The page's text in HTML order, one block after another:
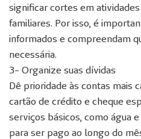
significar cortes em
familiares. Por isso, é
informados e compreendam
necessária.
3- Organize suas dívidas
Dê prioridade às contas mais
cartão de crédito e cheque
serviços básicos, como água
para ser pago ao longo do